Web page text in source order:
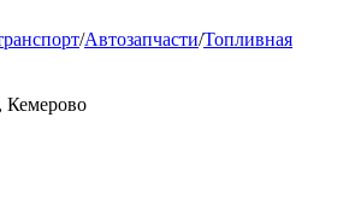
/Автозапчасти/Топливная
Кемерово